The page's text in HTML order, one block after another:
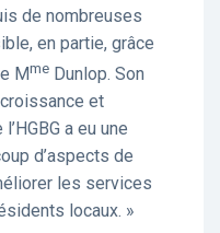
de nombreuses
en partie, grâce
Mme Dunlop. Son
et
a eu une
d’aspects de
les services
locaux. »